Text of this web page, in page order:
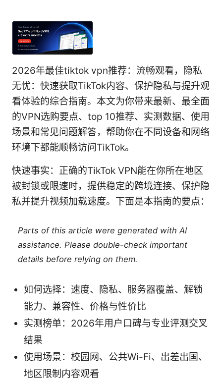
2026年最佳tiktok vpn推荐：流畅观看，隐私
无忧：快速获取TikTok内容、保护隐私与提升观
看体验的综合指南。本文为你带来最新、最全面
的VPN选购要点、top 10推荐、实测数据、使用
场景和常见问题解答，帮助你在不同设备和网络
环境下都能顺畅访问TikTok。
快速事实：正确的TikTok VPN能在你所在地区
被封锁或限速时，提供稳定的跨境连接、保护隐
私并提升视频加载速度。下面是本指南的要点：
Parts of this article were generated with AI
assistance. Please double-check important
details before relying on them.
如何选择：速度、隐私、服务器覆盖、解锁
能力、兼容性、价格与性价比
实测榜单：2026年用户口碑与专业评测交叉
结果
使用场景：校园网、公共Wi-Fi、出差出国、
地区限制内容观看